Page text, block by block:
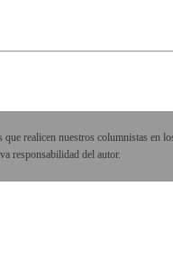
realicen nuestros columnistas en
responsabilidad del autor.